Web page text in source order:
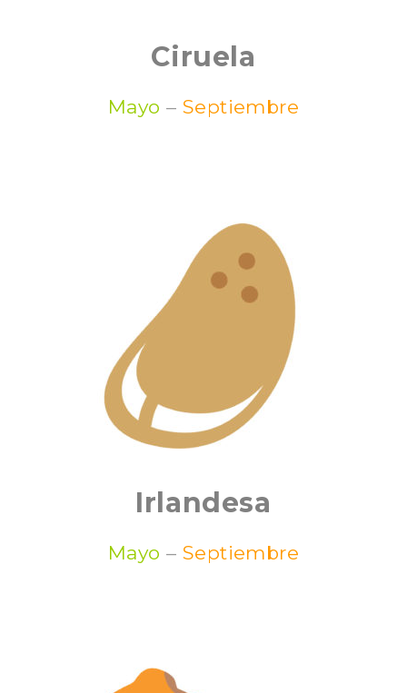
Ciruela
Mayo – Septiembre
Irlandesa
Mayo – Septiembre